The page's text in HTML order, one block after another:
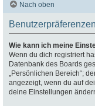
Nach oben
Wie kann ich meine
Wenn du dich registriert
Datenbank des Boards
„Persönlichen Bereich“;
angezeigt, wenn du auf
deine Einstellungen